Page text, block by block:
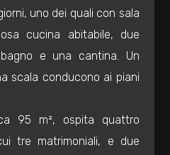
uno dei quali con sala
cucina abitabile, due
e una cantina. Un
scala conducono ai piani
95 m², ospita quattro
tre matrimoniali, e due